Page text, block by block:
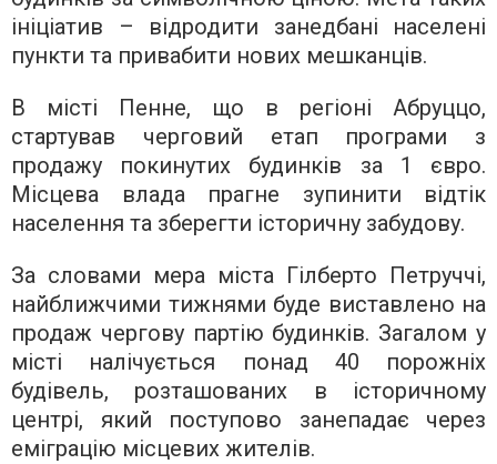
ініціатив – відродити занедбані населені
пункти та привабити нових мешканців.
В місті Пенне, що в регіоні Абруццо,
стартував черговий етап програми з
продажу покинутих будинків за 1 євро.
Місцева влада прагне зупинити відтік
населення та зберегти історичну забудову.
За словами мера міста Гілберто Петруччі,
найближчими тижнями буде виставлено на
продаж чергову партію будинків. Загалом у
місті налічується понад 40 порожніх
будівель, розташованих в історичному
центрі, який поступово занепадає через
еміграцію місцевих жителів.